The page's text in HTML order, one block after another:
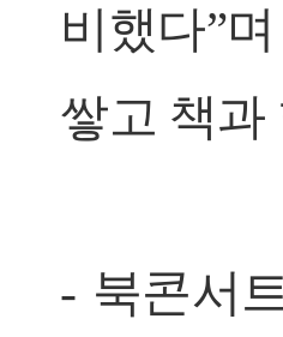
비했다”
쌓고 책과
- 북콘서